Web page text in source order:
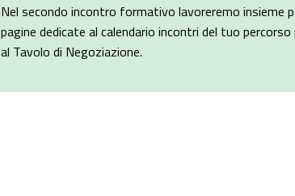
Nel secondo incontro formativo lavoreremo insieme
pagine dedicate al calendario incontri del tuo
al Tavolo di Negoziazione.